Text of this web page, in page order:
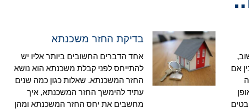
אם
בדיקת החזר משכנתא
אחד הדברים החשובים ביותר אליו יש
להתייחס לפני קבלת משכנתא הוא נושא
החזר המשכנתא. שאלות כגון כמה שנים
עתיד להימשך החזר המשכנתא, איך
מחשבים את יחס החזר המשכנתא ומהן